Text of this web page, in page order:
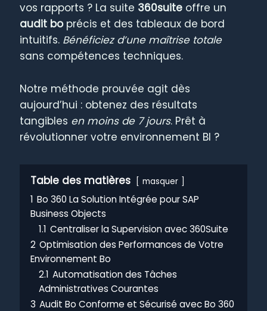
vos rapports ? La suite 360suite offre un
audit boprécis et des tableaux de bord
intuitifs. Bénéficiez d’une maîtrise totale
sans compétences techniques.
Notre méthode prouvée agit dès
aujourd’hui : obtenez des résultats
tangibles en moins de 7 jours. Prêt à
révolutionner votre environnement BI ?
Table des matières masquer
1 Bo 360 La Solution Intégrée pour SAP
Business Objects
1.1 Centraliser la Supervision avec 360Suite
2 Optimisation des Performances de Votre
Environnement Bo
2.1 Automatisation des Tâches
Administratives Courantes
3 Audit Bo Conforme et Sécurisé avec Bo 360